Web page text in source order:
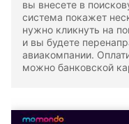
вы внесете в
система покажет
нужно кликнуть на
и вы будете
авиакомпании.
можно банковской